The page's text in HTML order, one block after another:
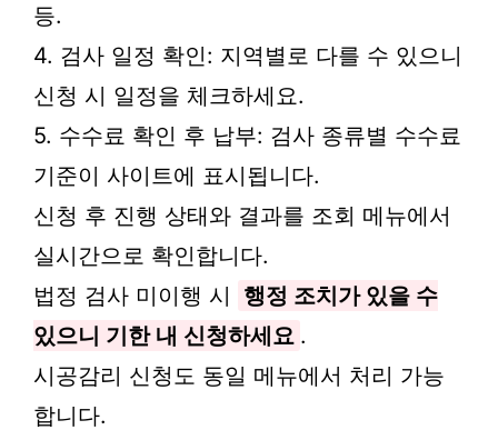
등.
4. 검사 일정 확인: 지역별로 다를 수 있으니
신청 시 일정을 체크하세요.
5. 수수료 확인 후 납부: 검사 종류별 수수료
기준이 사이트에 표시됩니다.
신청 후 진행 상태와 결과를 조회 메뉴에서
실시간으로 확인합니다.
법정 검사 미이행 시
행정 조치가 있을 수
있으니 기한 내 신청하세요 .
시공감리 신청도 동일 메뉴에서 처리 가능
합니다.